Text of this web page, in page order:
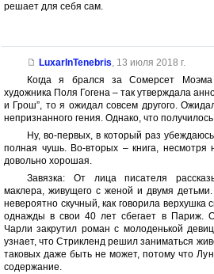
решает для себя сам.
LuxarInTenebris, 13 июля 2018 г.
Когда я брался за Сомерсет
художника Поля Гогена – так утверждала
и Грош”, то я ожидал совсем другого.
непризнанного гения. Однако, что получилось
Ну, во-первых, в который раз
полная чушь. Во-вторых – книга,
довольно хорошая.
Завязка: От лица писателя
маклера, живущего с женой и двумя
невероятно скучный, как говорила верхушка
однажды в свои 40 лет сбегает в Париж.
Чарли закрутил роман с молоденькой
узнает, что Стрикленд решил заниматься
таковых даже быть не может, потому что
содержание.